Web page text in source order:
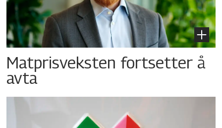
Matprisveksten fortsetter å
avta